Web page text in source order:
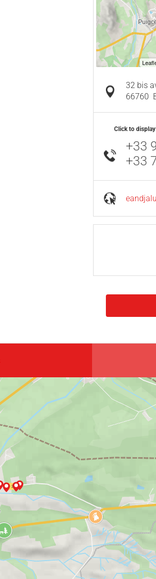
32 bis
66760
Click to
+33
+33